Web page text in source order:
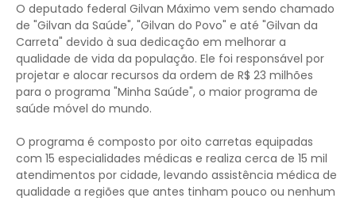
O deputado federal Gilvan Máximo vem sendo chamado
de "Gilvan da Saúde", "Gilvan do Povo" e até "Gilvan da
Carreta" devido à sua dedicação em melhorar a
qualidade de vida da população. Ele foi responsável por
projetar e alocar recursos da ordem de R$ 23 milhões
para o programa "Minha Saúde", o maior programa de
saúde móvel do mundo.
O programa é composto por oito carretas equipadas
com 15 especialidades médicas e realiza cerca de 15 mil
atendimentos por cidade, levando assistência médica de
qualidade a regiões que antes tinham pouco ou nenhum